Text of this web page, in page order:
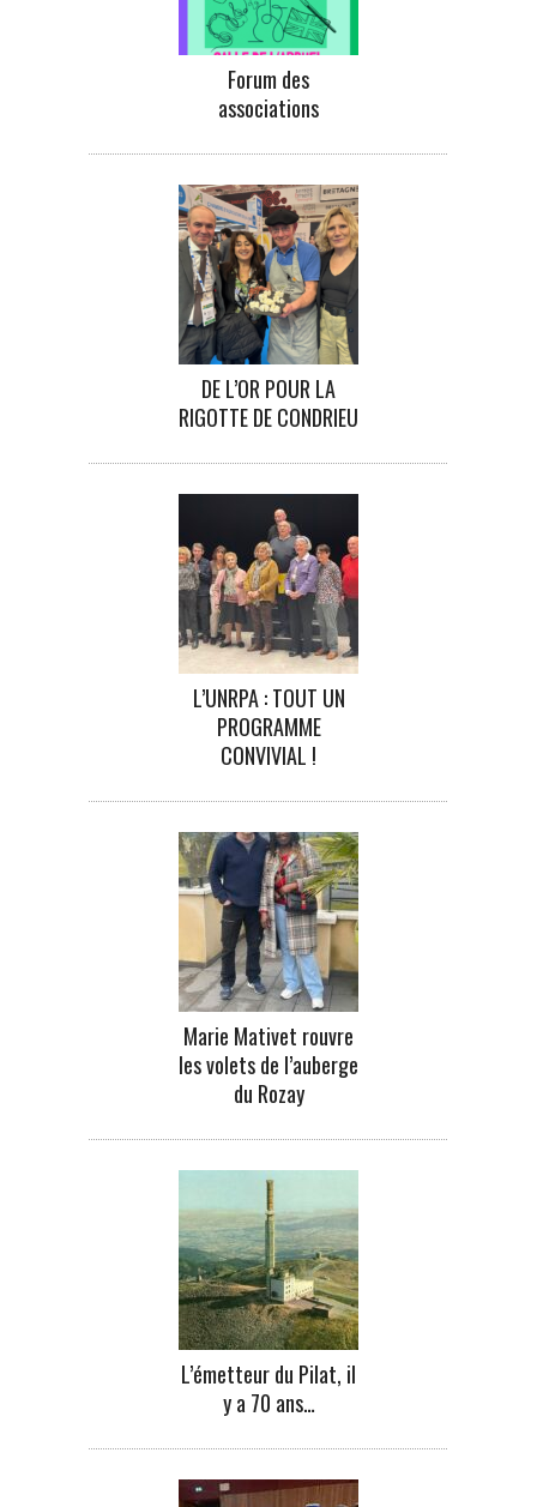
Forum des
associations
DE L’OR POUR LA
RIGOTTE DE CONDRIEU
L’UNRPA : TOUT UN
PROGRAMME
CONVIVIAL !
Marie Mativet rouvre
les volets de l’auberge
du Rozay
L’émetteur du Pilat, il
y a 70 ans…